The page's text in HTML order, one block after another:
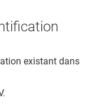
existant dans